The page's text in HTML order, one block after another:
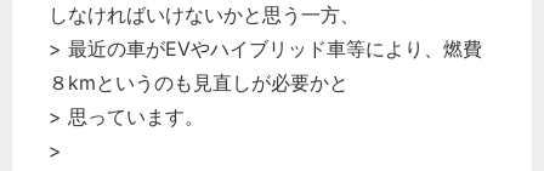
しなければいけないかと思う一方、
> 最近の車がEVやハイブリッド車等により、燃費
８kmというのも見直しが必要かと
> 思っています。
>